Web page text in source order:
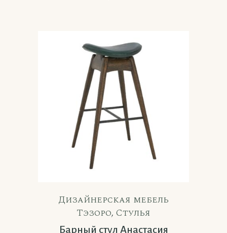
Дизайнерская мебель
Тэзоро, Стулья
Барный стул Анастасия